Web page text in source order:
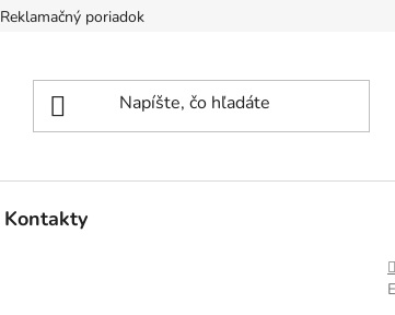
Reklamačný poriadok
Kontakty